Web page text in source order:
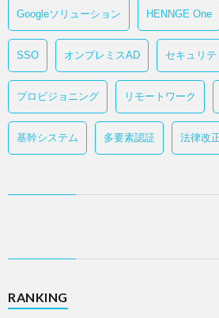
Googleソリューション HENNGE One
SSO オンプレミスAD セキュリテ
プロビジョニング リモートワーク
基幹システム 多要素認証 法律改
RANKING